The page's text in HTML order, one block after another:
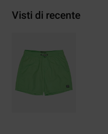
Visti di recente